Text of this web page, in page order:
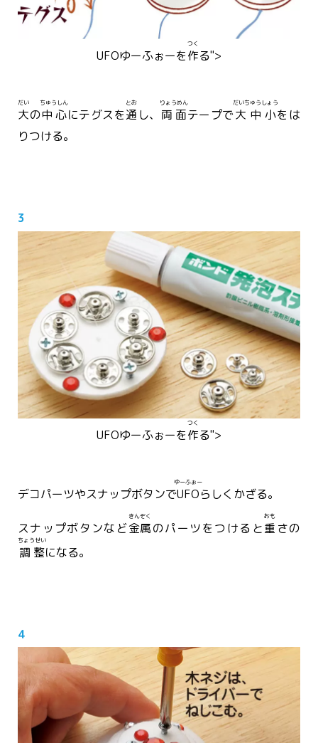
UFOゆーふぉーを作
つく
る">
大
だい
の中心
ちゅうしん
にテグスを通
とお
し、 両面
りょうめん
テープで大中小
だいちゅうしょう
をは
りつける。
3
UFOゆーふぉーを作
つく
る">
デコパーツやスナップボタンでUFO
ゆーふぉー
らしくかざる。
スナップボタンなど金属
きんぞく
のパーツをつけると重
おも
さの
調整
ちょうせい
になる。
4